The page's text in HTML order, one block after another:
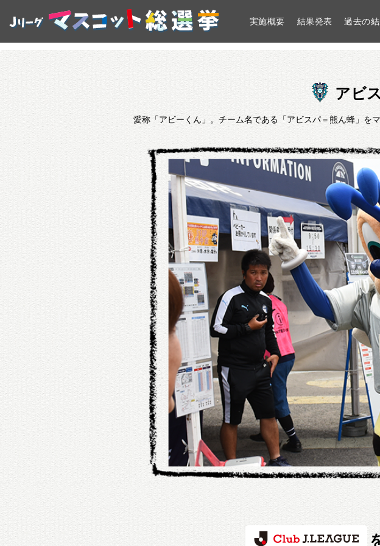
実施概要 結果発表 過去の
アビ
アビ
愛称「アビーくん」。チーム名である「アビスパ＝熊ん蜂」を